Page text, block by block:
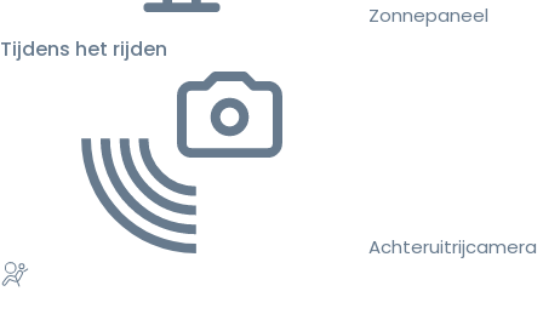
Zonnepaneel
Tijdens het rijden
Achteruitrijcamera